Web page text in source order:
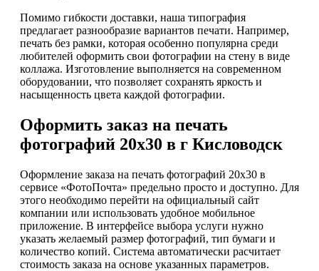
Помимо гибкости доставки, наша типография
предлагает разнообразие вариантов печати. Например,
печать без рамки, которая особенно популярна среди
любителей оформить свои фотографии на стену в виде
коллажа. Изготовление выполняется на современном
оборудовании, что позволяет сохранять яркость и
насыщенность цвета каждой фотографии.
Оформить заказ на печать
фотографий 20х30 в г Кисловодск
Оформление заказа на печать фотографий 20х30 в
сервисе «ФотоПочта» предельно просто и доступно. Для
этого необходимо перейти на официальный сайт
компании или использовать удобное мобильное
приложение. В интерфейсе выбора услуги нужно
указать желаемый размер фотографий, тип бумаги и
количество копий. Система автоматически расчитает
стоимость заказа на основе указанных параметров.